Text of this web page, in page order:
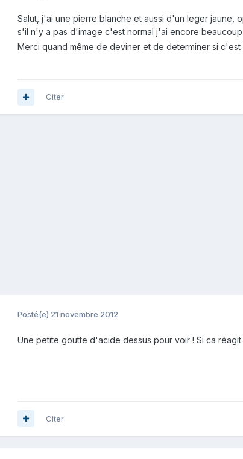
Salut, j'ai une pierre blanche et aussi d'un leger jaune,
s'il n'y a pas d'image c'est normal j'ai encore
Merci quand même de deviner et de determiner si c'est
Citer
Posté(e) 21 novembre 2012
Une petite goutte d'acide dessus pour voir ! Si ca
Citer